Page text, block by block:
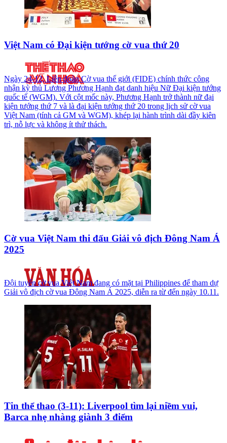
Việt Nam có Đại kiện tướng cờ vua thứ 20
Ngày 24-12, Liên đoàn Cờ vua thế giới (FIDE) chính thức công
nhận kỳ thủ Lương Phương Hạnh đạt danh hiệu Nữ Đại kiện tướng
quốc tế (WGM). Với cột mốc này, Phương Hạnh trở thành nữ đại
kiện tướng thứ 7 và là đại kiện tướng thứ 20 trong lịch sử cờ vua
Việt Nam (tính cả GM và WGM), khép lại hành trình dài đầy kiên
trì, nỗ lực và không ít thử thách.
Cờ vua Việt Nam thi đấu Giải vô địch Đông Nam Á
2025
Đội tuyển cờ vua Việt Nam đang có mặt tại Philippines để tham dự
Giải vô địch cờ vua Đông Nam Á 2025, diễn ra từ đến ngày 10.11.
Tin thể thao (3-11): Liverpool tìm lại niềm vui,
Barca nhẹ nhàng giành 3 điểm